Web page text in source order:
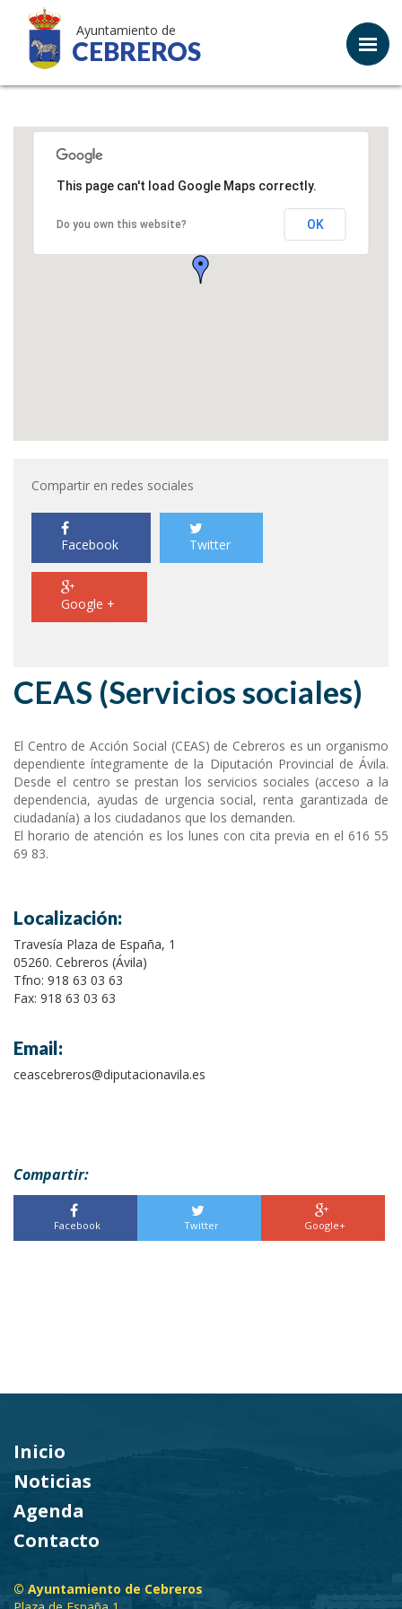
Ayuntamiento de
CEBREROS
This page can't load Google Maps correctly.
Do you own this website? OK
Compartir en redes sociales
Facebook Twitter
Google +
CEAS (Servicios sociales)
El Centro de Acción Social (CEAS) de Cebreros es un organismo
dependiente íntegramente de la Diputación Provincial de Ávila.
Desde el centro se prestan los servicios sociales (acceso a la
dependencia, ayudas de urgencia social, renta garantizada de
ciudadanía) a los ciudadanos que los demanden.
El horario de atención es los lunes con cita previa en el 616 55
69 83.
Localización:
Travesía Plaza de España, 1
05260. Cebreros (Ávila)
Tfno: 918 63 03 63
Fax: 918 63 03 63
Email:
ceascebreros@diputacionavila.es
Compartir:
Facebook Twitter Google+
Inicio
Noticias
Agenda
Contacto
© Ayuntamiento de Cebreros